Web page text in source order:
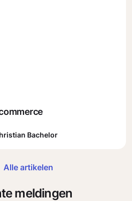
Bachelor
Alle artikelen
meldingen